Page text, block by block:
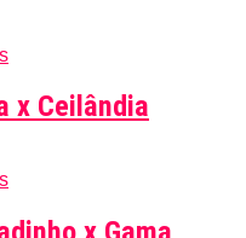
x Ceilândia